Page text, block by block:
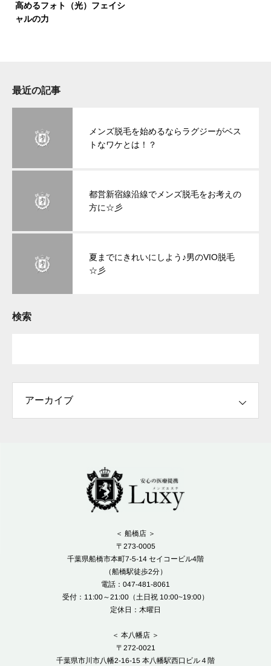
高めるフォト（光）フェイシ
ャルの力
最近の記事
メンズ脱毛を始めるならラグジーがベス
トなワケとは！？
都営新宿線沿線でメンズ脱毛をお考えの
方に☆彡
夏までにきれいにしよう♪男のVIO脱毛
☆彡
検索
＜ 船橋店 ＞
〒273-0005
千葉県船橋市本町7-5-14 セイコービル4階
（船橋駅徒歩2分）
電話：047-481-8061
受付：11:00～21:00（土日祝 10:00~19:00）
定休日：木曜日
＜ 本八幡店 ＞
〒272-0021
千葉県市川市八幡2-16-15 本八幡駅西口ビル４階